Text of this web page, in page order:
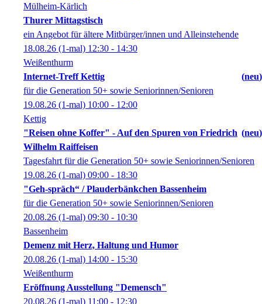
Mülheim-Kärlich
Thurer Mittagstisch
ein Angebot für ältere Mitbürger/innen und Alleinstehende
18.08.26 (1-mal) 12:30 - 14:30
Weißenthurm
Internet-Treff Kettig
neu
für die Generation 50+ sowie Seniorinnen/Senioren
19.08.26 (1-mal) 10:00 - 12:00
Kettig
"Reisen ohne Koffer" - Auf den Spuren von Friedrich
Wilhelm Raiffeisen
neu
Tagesfahrt für die Generation 50+ sowie Seniorinnen/Senioren
19.08.26 (1-mal) 09:00 - 18:30
"Geh-spräch“ / Plauderbänkchen Bassenheim
für die Generation 50+ sowie Seniorinnen/Senioren
20.08.26 (1-mal) 09:30 - 10:30
Bassenheim
Demenz mit Herz, Haltung und Humor
20.08.26 (1-mal) 14:00 - 15:30
Weißenthurm
Eröffnung Ausstellung "Demensch"
20.08.26 (1-mal) 11:00 - 12:30